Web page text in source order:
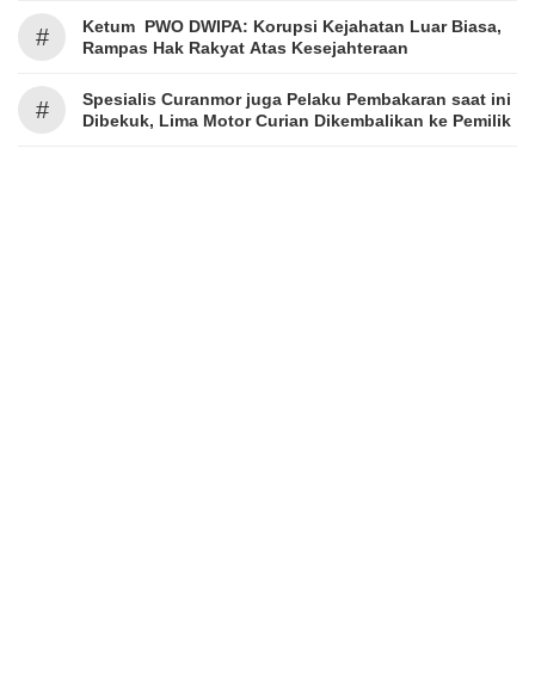
#
Ketum PWO DWIPA: Korupsi Kejahatan Luar Biasa,
Rampas Hak Rakyat Atas Kesejahteraan
#
Spesialis Curanmor juga Pelaku Pembakaran saat ini
Dibekuk, Lima Motor Curian Dikembalikan ke Pemilik